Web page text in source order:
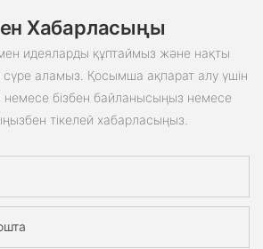
Хабарласыңы
идеяларды құптаймыз және нақты
сүре аламыз. Қосымша ақпарат алу үшін
немесе бізбен байланысыңыз немесе
тікелей хабарласыңыз.